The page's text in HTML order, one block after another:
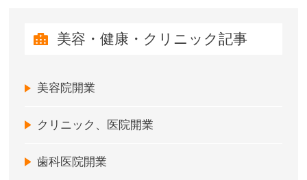
美容・健康・クリニック記事
美容院開業
クリニック、医院開業
歯科医院開業